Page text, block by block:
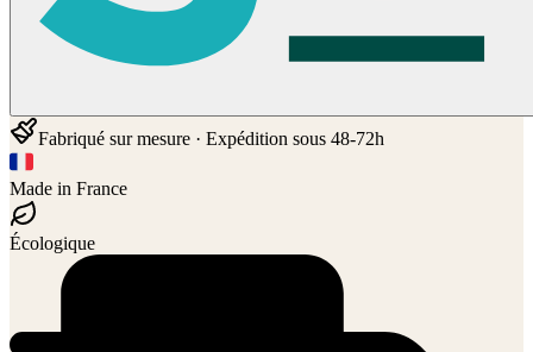
Fabriqué sur mesure · Expédition sous 48-72h
Made in France
Écologique